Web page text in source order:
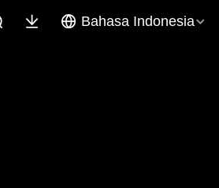
Bahasa Indonesia